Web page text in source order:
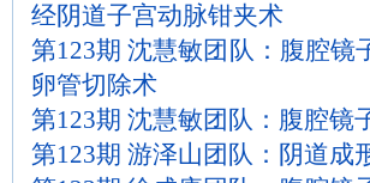
经阴道子宫动脉钳夹术
第123期 沈慧敏团队：腹腔镜
卵管切除术
第123期 沈慧敏团队：腹腔镜
第123期 游泽山团队：阴道成